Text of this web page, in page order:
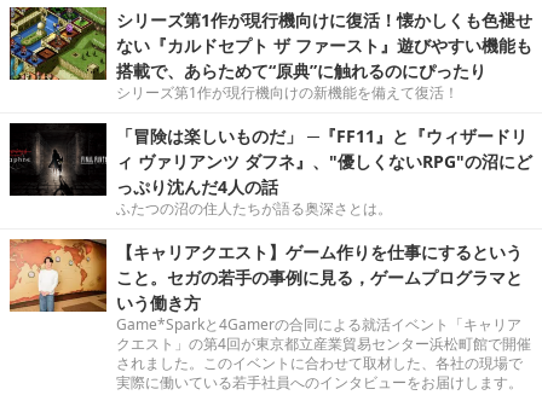
シリーズ第1作が現行機向けに復活！懐かしくも色褪せ
ない『カルドセプト ザ ファースト』遊びやすい機能も
搭載で、あらためて“原典”に触れるのにぴったり
シリーズ第1作が現行機向けの新機能を備えて復活！
「冒険は楽しいものだ」 ─『FF11』と『ウィザードリ
ィ ヴァリアンツ ダフネ』、"優しくないRPG"の沼にど
っぷり沈んだ4人の話
ふたつの沼の住人たちが語る奥深さとは。
【キャリアクエスト】ゲーム作りを仕事にするという
こと。セガの若手の事例に見る，ゲームプログラマと
いう働き方
Game*Sparkと4Gamerの合同による就活イベント「キャリア
クエスト」の第4回が東京都立産業貿易センター浜松町館で開催
されました。このイベントに合わせて取材した、各社の現場で
実際に働いている若手社員へのインタビューをお届けします。